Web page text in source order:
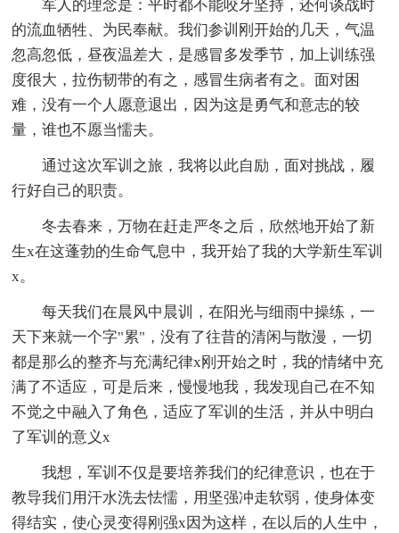
军人的理念是：平时都不能咬牙坚持，还何谈战时
的流血牺牲、为民奉献。我们参训刚开始的几天，气温
忽高忽低，昼夜温差大，是感冒多发季节，加上训练强
度很大，拉伤韧带的有之，感冒生病者有之。面对困
难，没有一个人愿意退出，因为这是勇气和意志的较
量，谁也不愿当懦夫。
通过这次军训之旅，我将以此自励，面对挑战，履
行好自己的职责。
冬去春来，万物在赶走严冬之后，欣然地开始了新
生x在这蓬勃的生命气息中，我开始了我的大学新生军训
x。
每天我们在晨风中晨训，在阳光与细雨中操练，一
天下来就一个字"累"，没有了往昔的清闲与散漫，一切
都是那么的整齐与充满纪律x刚开始之时，我的情绪中充
满了不适应，可是后来，慢慢地我，我发现自己在不知
不觉之中融入了角色，适应了军训的生活，并从中明白
了军训的意义x
我想，军训不仅是要培养我们的纪律意识，也在于
教导我们用汗水洗去怯懦，用坚强冲走软弱，使身体变
得结实，使心灵变得刚强x因为这样，在以后的人生中，